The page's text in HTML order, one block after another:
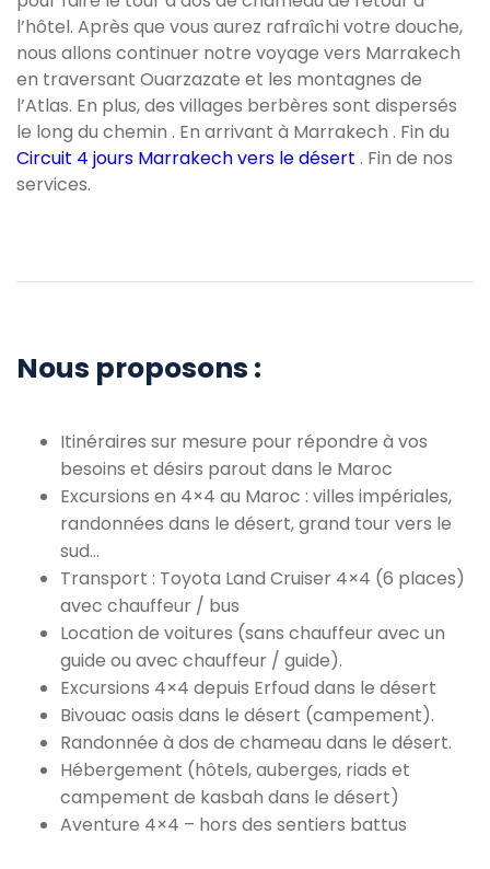
l’hôtel. Après que vous aurez rafraîchi votre douche,
nous allons continuer notre voyage vers Marrakech
en traversant Ouarzazate et les montagnes de
l’Atlas. En plus, des villages berbères sont dispersés
le long du chemin . En arrivant à Marrakech . Fin du
Circuit 4 jours Marrakech vers le désert . Fin de nos
services.
Nous proposons :
Itinéraires sur mesure pour répondre à vos
besoins et désirs parout dans le Maroc
Excursions en 4×4 au Maroc : villes impériales,
randonnées dans le désert, grand tour vers le
sud…
Transport : Toyota Land Cruiser 4×4 (6 places)
avec chauffeur / bus
Location de voitures (sans chauffeur avec un
guide ou avec chauffeur / guide).
Excursions 4×4 depuis Erfoud dans le désert
Bivouac oasis dans le désert (campement).
Randonnée à dos de chameau dans le désert.
Hébergement (hôtels, auberges, riads et
campement de kasbah dans le désert)
Aventure 4×4 – hors des sentiers battus